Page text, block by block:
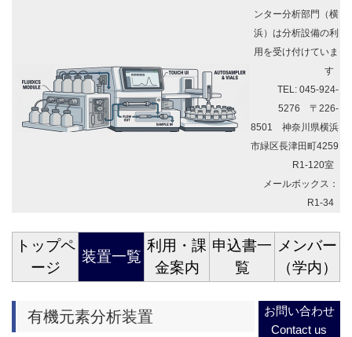
ンター分析部門（横
浜）は分析設備の利
用を受け付けていま
す
TEL: 045-924-
5276 〒226-
8501 神奈川県横浜
市緑区長津田町4259
R1-120室
メールボックス：
R1-34
トップペ
ージ
装置一覧
利用・課
金案内
申込書一
覧
メンバー
（学内）
有機元素分析装置
お問い合わせ
Contact us